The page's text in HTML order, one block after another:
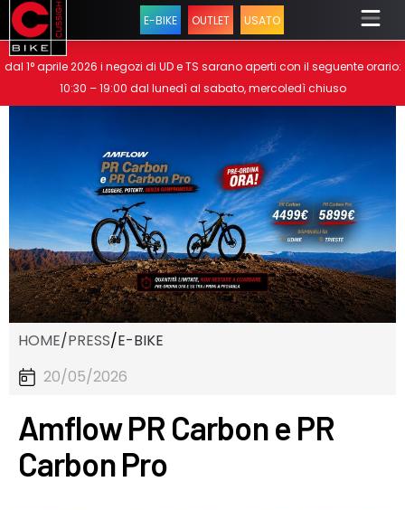
E-BIKE OUTLET USATO
dal 1° aprile 2026 i negozi di UD e TS sarano aperti con il seguente orario:
10:30 – 19:00 dal lunedì al sabato, mercoledì chiuso
HOME/PRESS/E-BIKE
20/05/2026
Amflow PR Carbon e PR
Carbon Pro